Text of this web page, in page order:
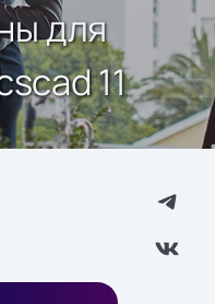
для
11